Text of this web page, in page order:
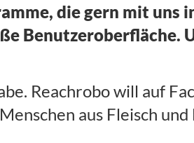
die gern mit uns
Benutzeroberfläche.
Reachrobo will auf
aus Fleisch